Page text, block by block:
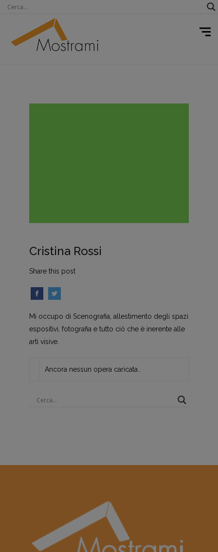
Cristina Rossi
Share this post
Mi occupo di Scenografia, allestimento degli spazi
espositivi, fotografia e tutto ciò che è inerente alle
arti visive.
Ancora nessun opera caricata..